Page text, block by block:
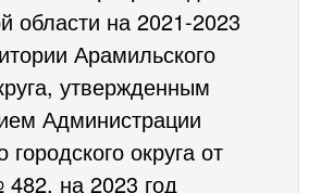
области на2021-2023
Арамильского
утвержденным
Администрации
округа от
на 2023 год